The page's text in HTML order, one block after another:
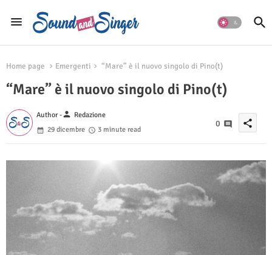
Home page Emergenti “Mare” è il nuovo singolo di Pino(t)
“Mare” è il nuovo singolo di Pino(t)
Author -person Redazione
29 dicembre
3 minute read
0 share